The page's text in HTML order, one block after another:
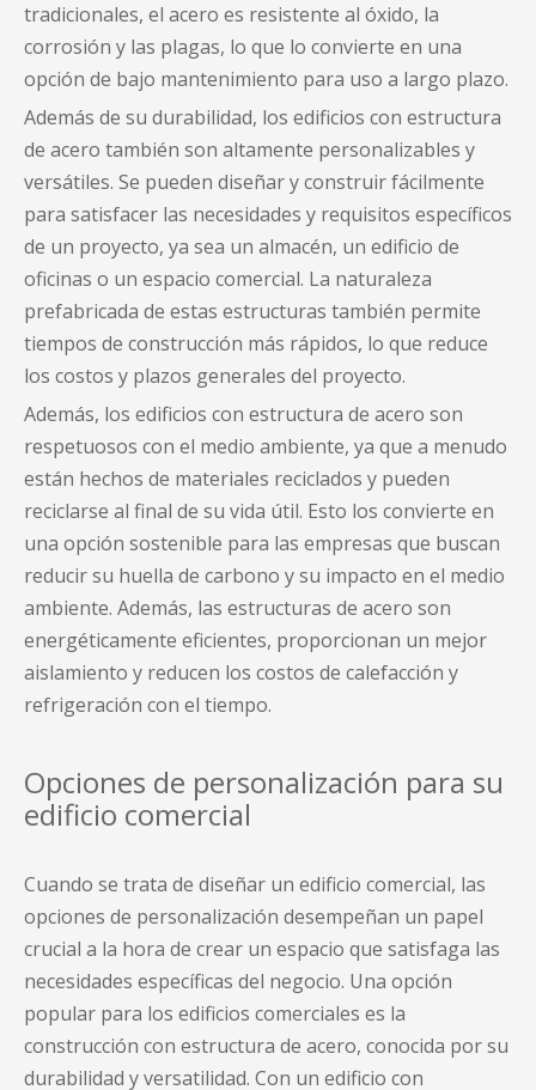
tradicionales, el acero es resistente al óxido, la
corrosión y las plagas, lo que lo convierte en una
opción de bajo mantenimiento para uso a largo plazo.
Además de su durabilidad, los edificios con estructura
de acero también son altamente personalizables y
versátiles. Se pueden diseñar y construir fácilmente
para satisfacer las necesidades y requisitos específicos
de un proyecto, ya sea un almacén, un edificio de
oficinas o un espacio comercial. La naturaleza
prefabricada de estas estructuras también permite
tiempos de construcción más rápidos, lo que reduce
los costos y plazos generales del proyecto.
Además, los edificios con estructura de acero son
respetuosos con el medio ambiente, ya que a menudo
están hechos de materiales reciclados y pueden
reciclarse al final de su vida útil. Esto los convierte en
una opción sostenible para las empresas que buscan
reducir su huella de carbono y su impacto en el medio
ambiente. Además, las estructuras de acero son
energéticamente eficientes, proporcionan un mejor
aislamiento y reducen los costos de calefacción y
refrigeración con el tiempo.
Opciones de personalización para su
edificio comercial
Cuando se trata de diseñar un edificio comercial, las
opciones de personalización desempeñan un papel
crucial a la hora de crear un espacio que satisfaga las
necesidades específicas del negocio. Una opción
popular para los edificios comerciales es la
construcción con estructura de acero, conocida por su
durabilidad y versatilidad. Con un edificio con